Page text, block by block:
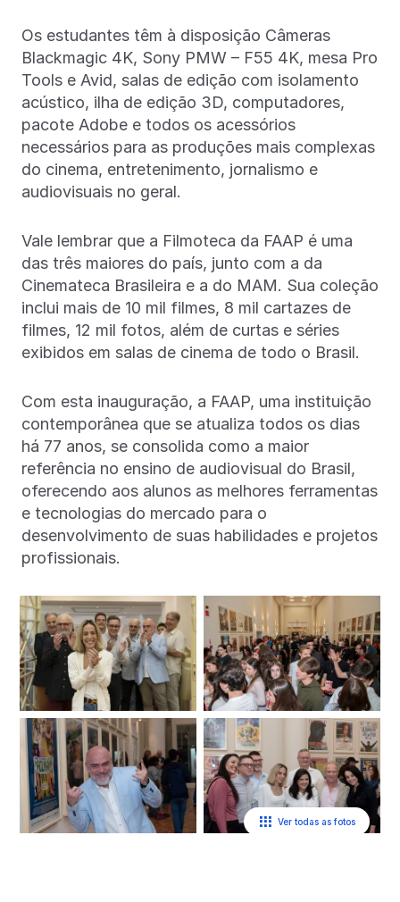
Os estudantes têm à disposição Câmeras
Blackmagic 4K, Sony PMW – F55 4K, mesa Pro
Tools e Avid, salas de edição com isolamento
acústico, ilha de edição 3D, computadores,
pacote Adobe e todos os acessórios
necessários para as produções mais complexas
do cinema, entretenimento, jornalismo e
audiovisuais no geral.
Vale lembrar que a Filmoteca da FAAP é uma
das três maiores do país, junto com a da
Cinemateca Brasileira e a do MAM. Sua coleção
inclui mais de 10 mil filmes, 8 mil cartazes de
filmes, 12 mil fotos, além de curtas e séries
exibidos em salas de cinema de todo o Brasil.
Com esta inauguração, a FAAP, uma instituição
contemporânea que se atualiza todos os dias
há 77 anos, se consolida como a maior
referência no ensino de audiovisual do Brasil,
oferecendo aos alunos as melhores ferramentas
e tecnologias do mercado para o
desenvolvimento de suas habilidades e projetos
profissionais.
Ver todas as fotos